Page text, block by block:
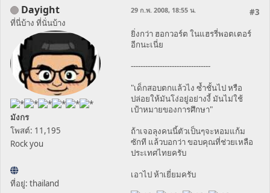
Dayight
ที่นี่บ้าง ที่นั่นบ้าง
มังกร
โพสต์: 11,195
Rock you
ที่อยู่: thailand
#3
29 ก.พ. 2008, 18:55 น.
ยิ่งกว่า ฮอกวอร์ต ในแฮรรี่พอตเตอร์
อีกนะเนี่ย
---------------------------------
"เด็กสอบตกแล้วไง ซ้ำชั้นไป หรือ
ปล่อยให้มันโง่อยู่อย่างงี้ มันไม่ใช้
เป้าหมายของการศึกษา"
ถ้าเจอลุงคนนี้ตัวเป็นๆจะหอมแก้ม
ซักที แล้วบอกว่า ขอบคุณที่ช่วยเหลือ
ประเทศไทยครับ
เอาไป ห้าเยี่ยมครับ